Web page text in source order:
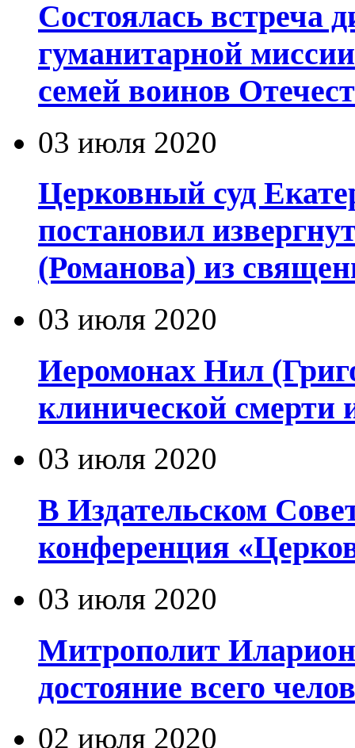
Состоялась встреча
гуманитарной
семей воинов
03 июля 2020
Церковный суд
постановил
(Романова) из
03 июля 2020
Иеромонах Нил
клинической смерти
03 июля 2020
В Издательском
конференция
03 июля 2020
Митрополит
достояние всего
02 июля 2020